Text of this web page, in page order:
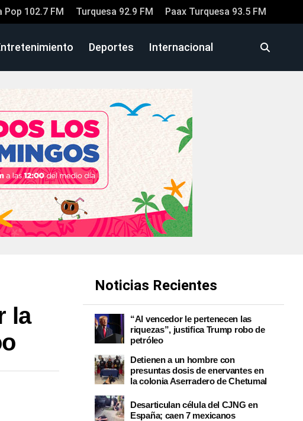
Pop 102.7 FM Turquesa 92.9 FM Paax Turquesa 93.5 FM
Deportes Internacional
la
Noticias Recientes
“Al vencedor le pertenecen las
riquezas”, justifica Trump robo de
petróleo
Detienen a un hombre con
presuntas dosis de enervantes en
la colonia Aserradero de Chetumal
Desarticulan célula del CJNG en
España; caen 7 mexicanos